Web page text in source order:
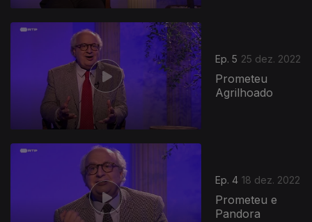
Ep. 5 25 dez. 2022
Prometeu
Agrilhoado
Ep. 4 18 dez. 2022
Prometeu e
Pandora
658701